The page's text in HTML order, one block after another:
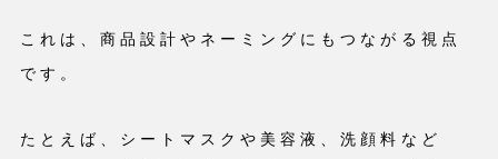
これは、商品設計やネーミングにもつながる視点
です。
たとえば、シートマスクや美容液、洗顔料など